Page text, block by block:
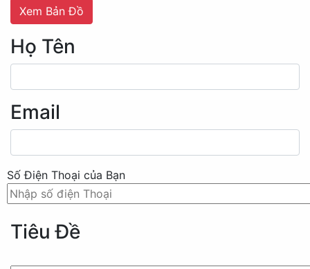
Xem Bản Đồ
Họ Tên
Email
Số Điện Thoại của Bạn
Tiêu Đề